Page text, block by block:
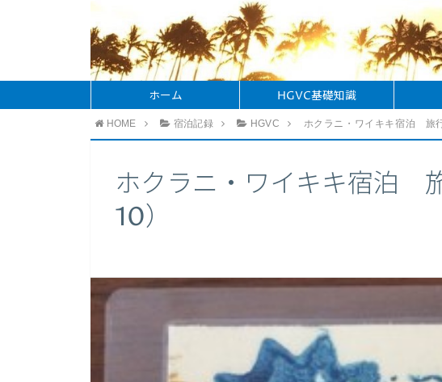
ホーム HGVC基礎知識
HOME 宿泊記録 HGVC ホクラニ・ワイキキ宿泊 旅
ホクラニ・ワイキキ宿泊
10）